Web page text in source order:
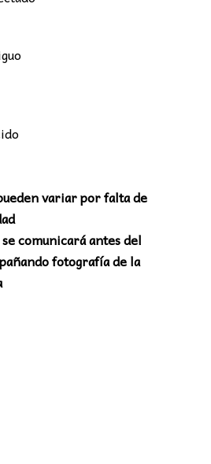
variar por falta de
se comunicará antes del
fotografía de la